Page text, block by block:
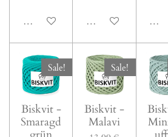
In den WarenkorbIn den Warenkorb
In
Sale!
Biskvit -
Smaragd
Sale!
Biskvit -
Malavi